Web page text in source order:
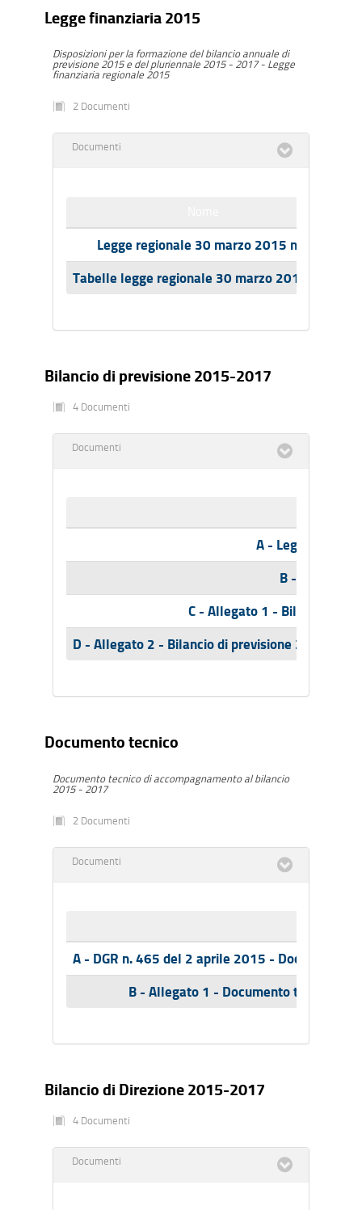
Legge finanziaria 2015
Disposizioni per la formazione del bilancio annuale di
previsione 2015 e del pluriennale 2015 - 2017 - Legge
finanziaria regionale 2015
2 Documenti
Documenti
Legge regionale 30 marzo 2015 n.6
Tabelle legge regionale 30 marzo 2015 n. 6
Bilancio di previsione 2015-2017
4 Documenti
Documenti
A - Legge
B - Tabelle
C - Allegato 1 - Bilancio
D - Allegato 2 - Bilancio di previsione 2015-
Documento tecnico
Documento tecnico di accompagnamento al bilancio
2015 - 2017
2 Documenti
Documenti
A - DGR n. 465 del 2 aprile 2015 - Documento
B - Allegato 1 - Documento tecnico
Bilancio di Direzione 2015-2017
4 Documenti
Documenti